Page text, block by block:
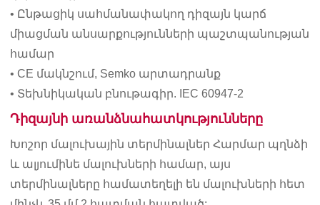
• Ընթացիկ սահմանափակող դիզայն կարճ
միացման անսարքությունների պաշտպանության
համար
• CE մակնշում, Semko արտադրանք
• Տեխնիկական բնութագիր. IEC 60947-2
Դիզայնի առանձնահատկությունները
Խոշոր մալուխային տերմինալներ Հարմար պղնձի
և ալյումինե մալուխների համար, այս
տերմինալները համատեղելի են մալուխների հետ